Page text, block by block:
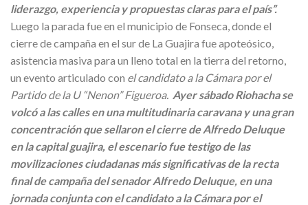
liderazgo, experiencia y propuestas claras para el país”.
Luego la parada fue en el municipio de Fonseca, donde el
cierre de campaña en el sur de La Guajira fue apoteósico,
asistencia masiva para un lleno total en la tierra del retorno,
un evento articulado con el candidato a la Cámara por el
Partido de la U “Nenon” Figueroa. Ayer sábado Riohacha se
volcó a las calles en una multitudinaria caravana y una gran
concentración que sellaron el cierre de Alfredo Deluque
en la capital guajira, el escenario fue testigo de las
movilizaciones ciudadanas más significativas de la recta
final de campaña del senador Alfredo Deluque, en una
jornada conjunta con el candidato a la Cámara por el